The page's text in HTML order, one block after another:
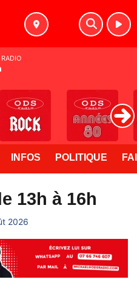
INFOS POLITIQUE
13h à 16h
2026